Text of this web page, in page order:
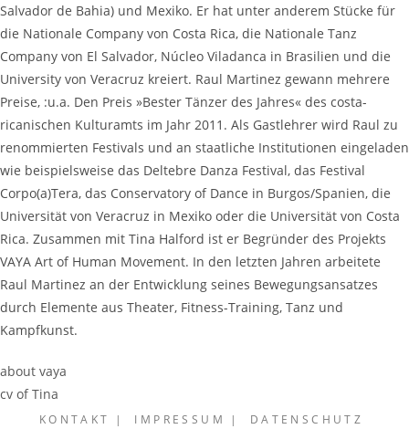
Salvador de Bahia) und Mexiko. Er hat unter anderem Stücke für
die Nationale Company von Costa Rica, die Nationale Tanz
Company von El Salvador, Núcleo Viladanca in Brasilien und die
University von Veracruz kreiert. Raul Martinez gewann mehrere
Preise, :u.a. Den Preis »Bester Tänzer des Jahres« des costa-
ricanischen Kulturamts im Jahr 2011. Als Gastlehrer wird Raul zu
renommierten Festivals und an staatliche Institutionen eingeladen
wie beispielsweise das Deltebre Danza Festival, das Festival
Corpo(a)Tera, das Conservatory of Dance in Burgos/Spanien, die
Universität von Veracruz in Mexiko oder die Universität von Costa
Rica. Zusammen mit Tina Halford ist er Begründer des Projekts
VAYA Art of Human Movement. In den letzten Jahren arbeitete
Raul Martinez an der Entwicklung seines Bewegungsansatzes
durch Elemente aus Theater, Fitness-Training, Tanz und
Kampfkunst.
about vaya
cv of Tina
KONTAKT IMPRESSUM DATENSCHUTZ